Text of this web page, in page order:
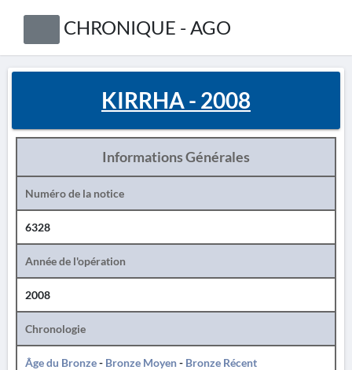
CHRONIQUE - AGO
KIRRHA - 2008
Informations Générales
Numéro de la notice
6328
Année de l'opération
2008
Chronologie
Âge du Bronze- Bronze Moyen- Bronze Récent